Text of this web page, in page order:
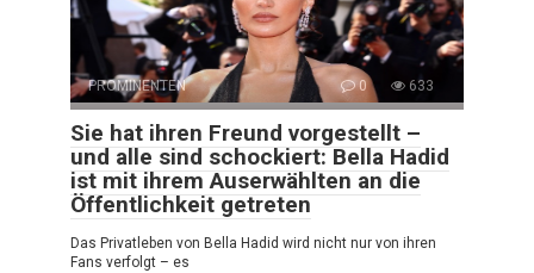
PROMINENTEN 0 633
Sie hat ihren Freund vorgestellt –
und alle sind schockiert: Bella Hadid
ist mit ihrem Auserwählten an die
Öffentlichkeit getreten
Das Privatleben von Bella Hadid wird nicht nur von ihren
Fans verfolgt – es